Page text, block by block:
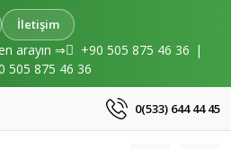
İletişim
arayın ⇒ +90 505 875 46 36 |
505 875 46 36
0(533) 644 44 45